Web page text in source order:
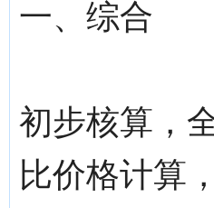
一、综合
初步核算，
比价格计算